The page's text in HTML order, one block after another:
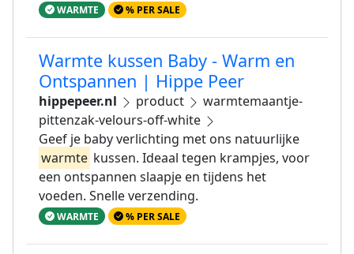
WARMTE % PER SALE
Warmte kussen Baby - Warm en
Ontspannen | Hippe Peer
hippepeer.nl product
warmtemaantje-
pittenzak-velours-off-white
Geef je baby verlichting met ons natuurlijke
warmte kussen. Ideaal tegen krampjes, voor
een ontspannen slaapje en tijdens het
voeden. Snelle verzending.
WARMTE % PER SALE